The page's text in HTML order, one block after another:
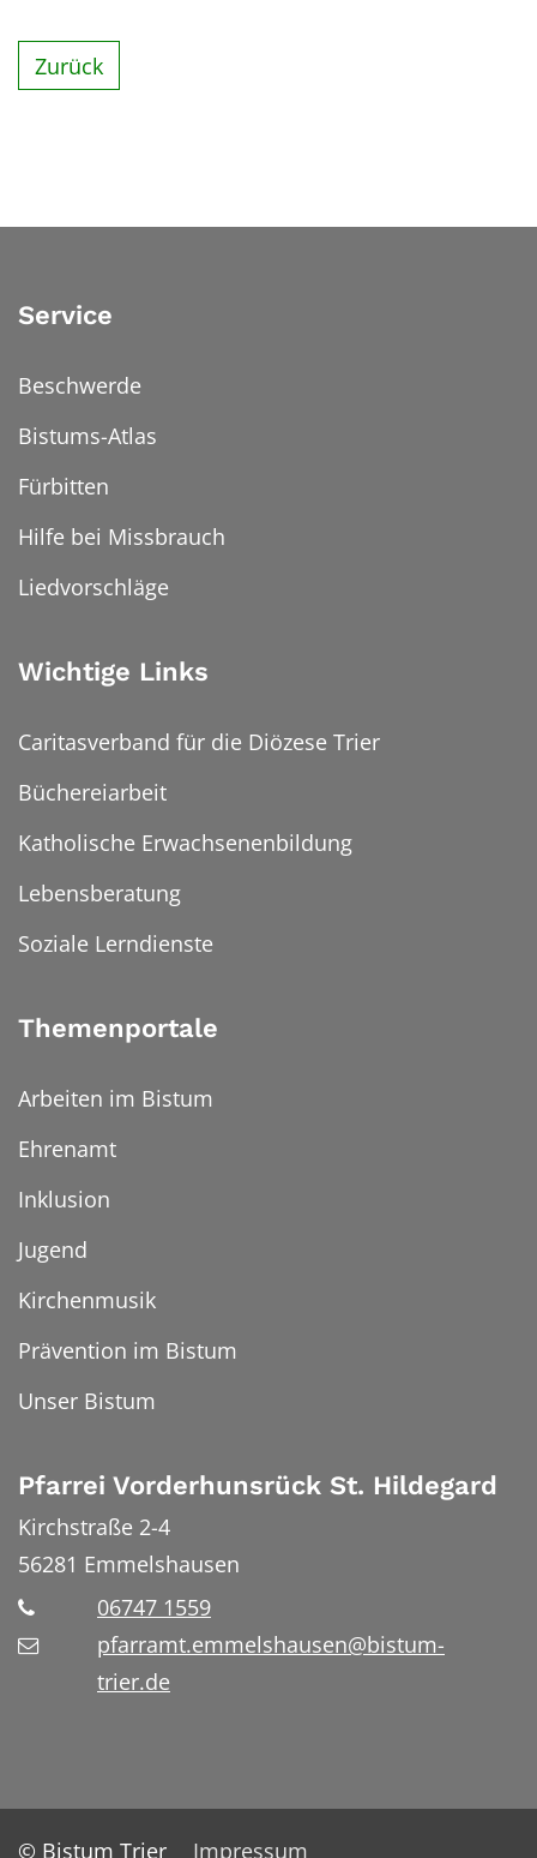
Zurück
Service
Beschwerde
Bistums-Atlas
Fürbitten
Hilfe bei Missbrauch
Liedvorschläge
Wichtige Links
Caritasverband für die Diözese Trier
Büchereiarbeit
Katholische Erwachsenenbildung
Lebensberatung
Soziale Lerndienste
Themenportale
Arbeiten im Bistum
Ehrenamt
Inklusion
Jugend
Kirchenmusik
Prävention im Bistum
Unser Bistum
Pfarrei Vorderhunsrück St. Hildegard
Kirchstraße 2-4
56281 Emmelshausen
06747 1559
pfarramt.emmelshausen@bistum-
trier.de
© Bistum Trier Impressum